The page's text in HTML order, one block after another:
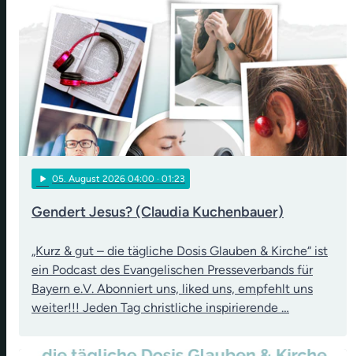
play_arrow 05. August 2026 04:00 · 01:23
Gendert Jesus? (Claudia Kuchenbauer)
„Kurz & gut – die tägliche Dosis Glauben & Kirche“ ist
ein Podcast des Evangelischen Presseverbands für
Bayern e.V. Abonniert uns, liked uns, empfehlt uns
weiter!!! Jeden Tag christliche inspirierende …